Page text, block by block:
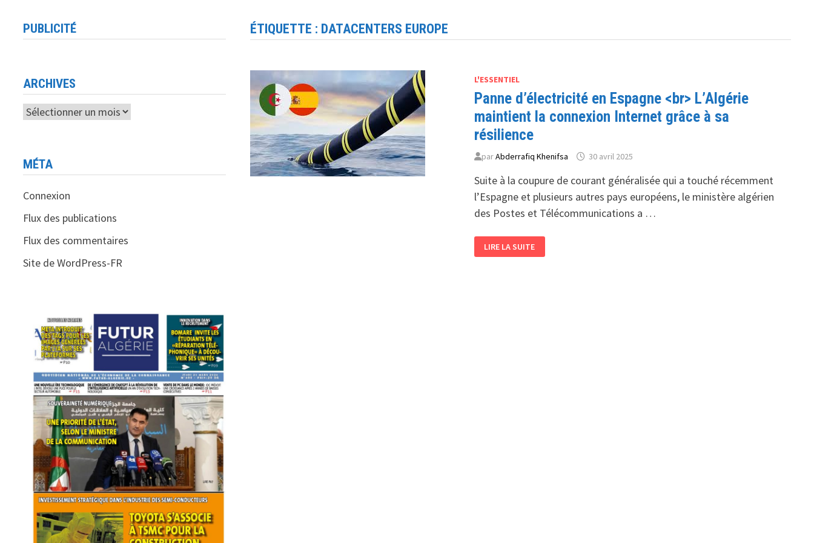
ÉTIQUETTE : DATACENTERS EUROPE
L'ESSENTIEL
Panne d’électricité en Espagne <br> L’Algérie
maintient la connexion Internet grâce à sa
résilience
parAbderrafiq Khenifsa 30 avril 2025
Suite à la coupure de courant généralisée qui a touché récemment
l’Espagne et plusieurs autres pays européens, le ministère algérien
des Postes et Télécommunications a …
D’ÉLECTRICITÉ
EN
LIRE LA SUITE
PUBLICITÉ
ARCHIVES
Archives
MÉTA
Connexion
Flux des publications
Flux des commentaires
Site de WordPress-FR